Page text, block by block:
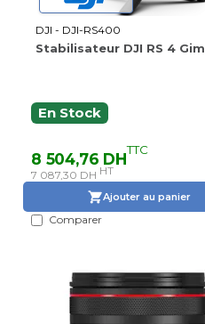
DJI - DJI-RS400
Stabilisateur DJI RS 4
En Stock
8 504,76 DHTTC
7 087,30 DH HT
Ajouter au panier
Comparer